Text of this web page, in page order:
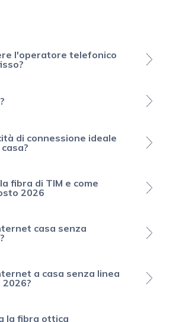
l'operatore telefonico
di connessione ideale
fibra di TIM e come
2026
casa senza
a casa senza linea
la fibra ottica